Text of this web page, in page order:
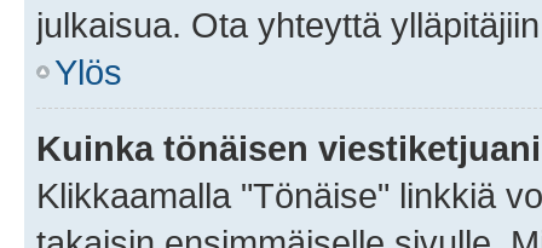
julkaisua. Ota yhteyttä
Ylös
Kuinka tönäisen
Klikkaamalla "Tönäise" linkkiä